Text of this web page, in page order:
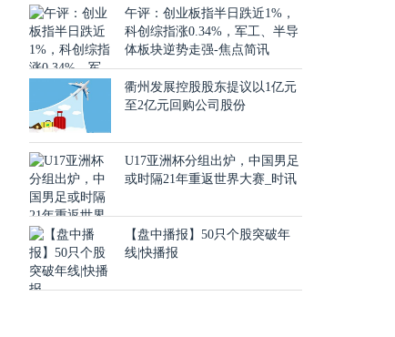
午评：创业板指半日跌近1%，
科创综指涨0.34%，军工、半导
体板块逆势走强-焦点简讯
衢州发展控股股东提议以1亿元
至2亿元回购公司股份
U17亚洲杯分组出炉，中国男足
或时隔21年重返世界大赛_时讯
【盘中播报】50只个股突破年
线|快播报